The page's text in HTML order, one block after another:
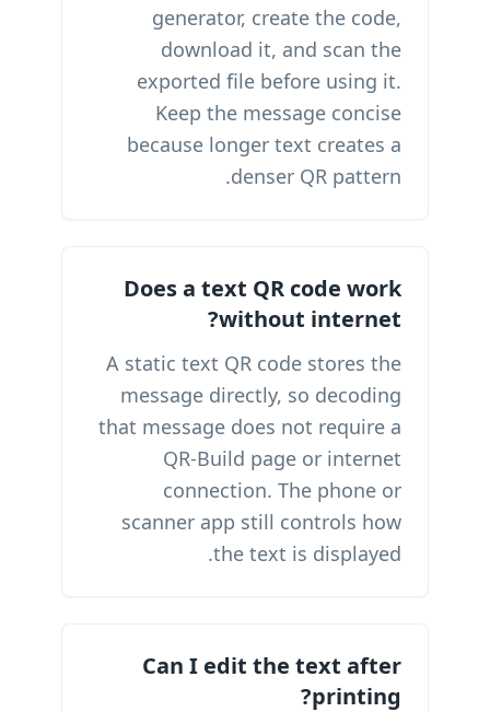
generator, create the code,
download it, and scan the
exported file before using it.
Keep the message concise
because longer text creates a
denser QR pattern.
Does a text QR code work
without internet?
A static text QR code stores the
message directly, so decoding
that message does not require a
QR-Build page or internet
connection. The phone or
scanner app still controls how
the text is displayed.
Can I edit the text after
printing?